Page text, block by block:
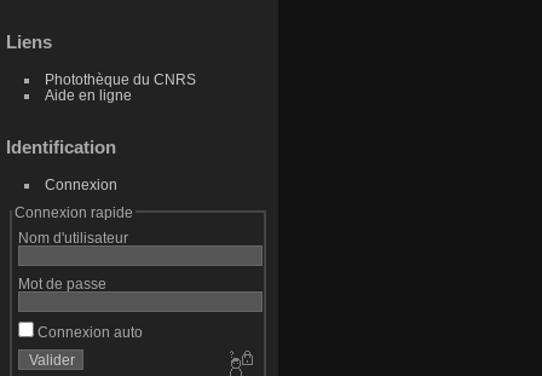
Liens
Photothèque du CNRS
Aide en ligne
Identification
Connexion
Connexion rapide
Nom d'utilisateur
Mot de passe
Connexion auto